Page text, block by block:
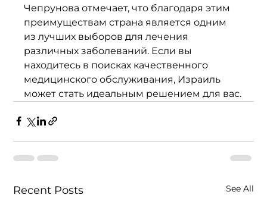
Чепрунова отмечает, что благодаря этим
преимуществам страна является одним
из лучших выборов для лечения
различных заболеваний. Если вы
находитесь в поисках качественного
медицинского обслуживания, Израиль
может стать идеальным решением для вас.
Recent Posts See All